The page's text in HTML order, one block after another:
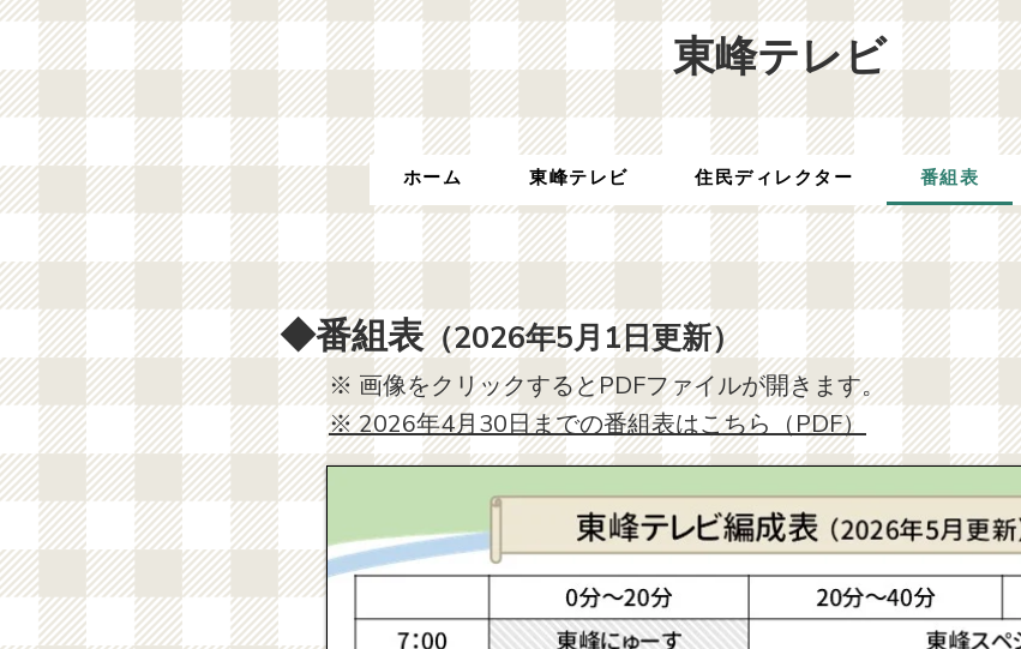
​東峰テレビ
ホーム 東峰テレビ 住民ディレクター 番組表
◆番組表（2026年5月1日更新）​
​※ 画像をクリックするとPDFファイルが開きます。
※ 2026年4月30日までの番組表はこちら（PDF）